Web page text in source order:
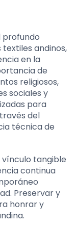
profundo
textiles andinos,
en la
de
religiosos,
sociales y
para
del
técnica de
vínculo tangible
continua
Preservar y
honrar y